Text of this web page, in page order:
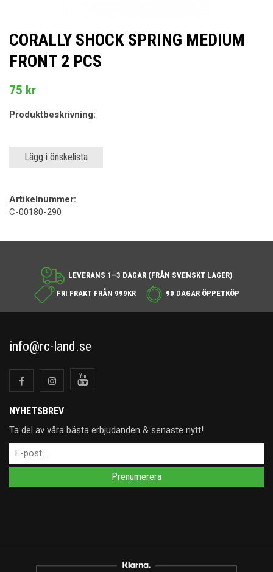
CORALLY SHOCK SPRING MEDIUM
FRONT 2 PCS
75 kr
Produktbeskrivning:
Lägg i önskelista
Artikelnummer:
C-00180-290
LEVERANS 1–3 DAGAR (FRÅN SVENSKT LAGER)
FRI FRAKT FRÅN 999KR
90 DAGAR ÖPPETKÖP
info@rc-land.se
NYHETSBREV
Ta del av våra bästa erbjudanden & senaste nytt!
Prenumerera